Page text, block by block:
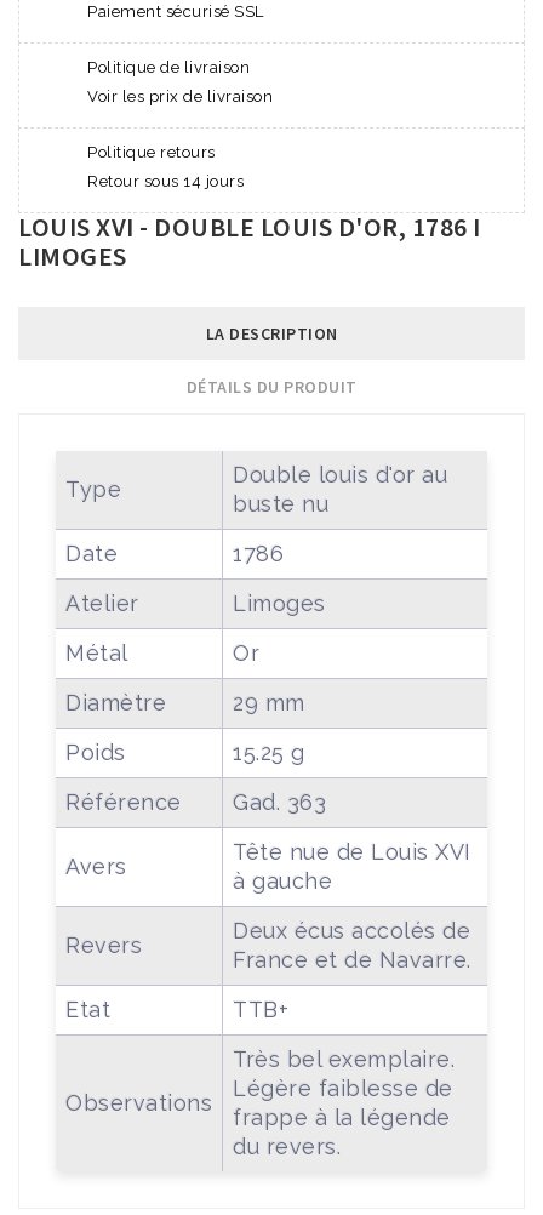
Paiement sécurisé SSL
Politique de livraison
Voir les prix de livraison
Politique retours
Retour sous 14 jours
LOUIS XVI - DOUBLE LOUIS D'OR, 1786 I
LIMOGES
LA DESCRIPTION
DÉTAILS DU PRODUIT
Type
Double louis d'or au
buste nu
Date
1786
Atelier
Limoges
Métal
Or
Diamètre
29 mm
Poids
15.25 g
Référence
Gad. 363
Avers
Tête nue de Louis XVI
à gauche
Revers
Deux écus accolés de
France et de Navarre.
Etat
TTB+
Observations
Très bel exemplaire.
Légère faiblesse de
frappe à la légende
du revers.